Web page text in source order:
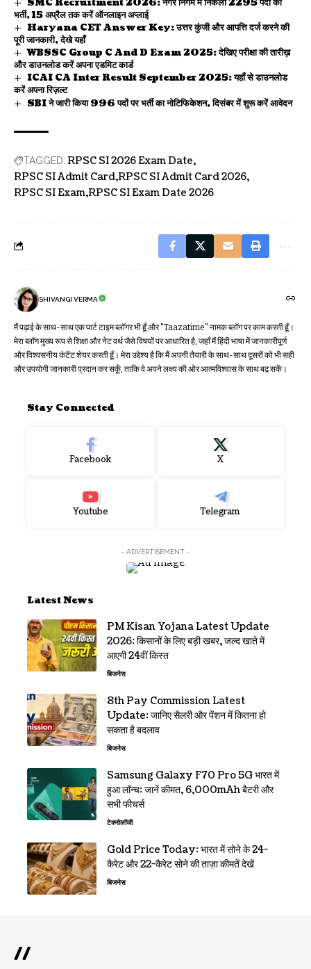
SMC Recruitment 2026: नगर निगम में निकली 2295 पदों की
भर्ती, 15 अप्रैल तक करें ऑनलाइन अप्लाई
Haryana CET Answer Key: उत्तर कुंजी और आपत्ति दर्ज करने की
पूरी जानकारी, देखे यहाँ
WBSSC Group C And D Exam 2025: देखिए परीक्षा की तारीख़
और डाउनलोड करें अपना एडमिट कार्ड
ICAI CA Inter Result September 2025: यहाँ से डाउनलोड
करें अपना रिज़ल्ट
SBI ने जारी किया 996 पदों पर भर्ती का नोटिफिकेशन, दिसंबर में शुरू करें आवेदन
TAGGED: RPSC SI 2026 Exam Date
RPSC SI Admit Card RPSC SI Admit Card 2026
RPSC SI Exam RPSC SI Exam Date 2026
SHIVANGI VERMA
मैं पढ़ाई के साथ-साथ एक पार्ट टाइम ब्लॉगर भी हूँ और "Taazatime" नामक ब्लॉग पर काम करती हूँ।
मेरा ब्लॉग मुख्य रूप से शिक्षा और नेट वर्थ जैसे विषयों पर आधारित है, जहाँ मैं हिंदी भाषा में जानकारीपूर्ण
और विश्वसनीय कंटेंट शेयर करती हूँ। मेरा उद्देश्य है कि मैं अपनी तैयारी के साथ-साथ दूसरों को भी सही
और उपयोगी जानकारी प्रदान कर सकूँ, ताकि वे अपने लक्ष्य की ओर आत्मविश्वास के साथ बढ़ सकें।
Stay Connected
Facebook X
Youtube Telegram
- ADVERTISEMENT -
Latest News
PM Kisan Yojana Latest Update
2026: किसानों के लिए बड़ी खबर, जल्द खाते में
आएगी 24वीं किस्त
बिजनेस
8th Pay Commission Latest
Update: जानिए सैलरी और पेंशन में कितना हो
सकता है बदलाव
बिजनेस
Samsung Galaxy F70 Pro 5G भारत में
हुआ लॉन्च: जानें कीमत, 6,000mAh बैटरी और
सभी फीचर्स
टेक्नोलॉजी
Gold Price Today: भारत में सोने के 24-
कैरेट और 22-कैरेट सोने की ताज़ा कीमतें देखें
बिजनेस
//